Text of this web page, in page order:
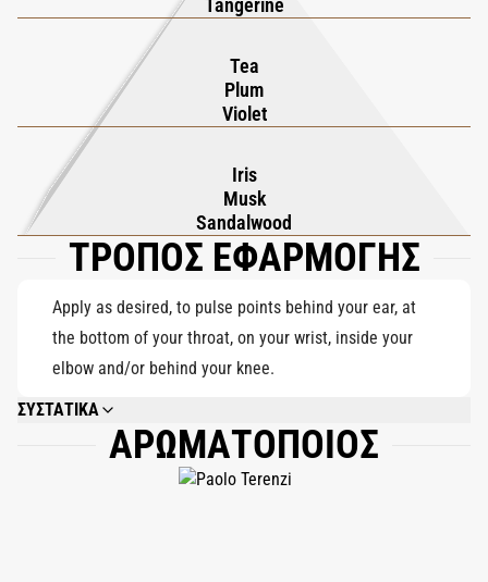
συναισθηματικής διαύγειας. Στην καρδιά ξεδιπλώνονται
λεπτές νότες από φύλλα τσαγιού, δαμάσκηνο και βιολέτα,
προσθέτοντας απαλότητα και ποιητικό βάθος. Η βάση
ενσωματώνεται σε μια καταπραϋντική αρμονία από ξύλο
ίριδας, μόσχο και σανταλόξυλο, τυλίγοντας το άρωμα σε μια
καθαρή, βελούδινη ζεστασιά που παραμένει ήσυχα στο δέρμα.
Το Bianco είναι ένα άρωμα ισορροπίας και ενδοσκόπησης,
ιδανικό για όσους αναζητούν ήρεμη δύναμη και εσωτερική
αρμονία.
Tangerine
Tea
Plum
Violet
Iris
Musk
Sandalwood
ΤΡΟΠΟΣ ΕΦΑΡΜΟΓΗΣ
Apply as desired, to pulse points behind your ear, at
the bottom of your throat, on your wrist, inside your
elbow and/or behind your knee.
ΣΥΣΤΑΤΙΚΑ
ALCOHOL DENAT., PARFUM (FRAGRANCE), AQUA (WATER), CITRONELLOL,
HEXYL CINNAMAL, GERANIOL, CITRAL, LIMONENE.
ΑΡΩΜΑΤΟΠΟΙΟΣ